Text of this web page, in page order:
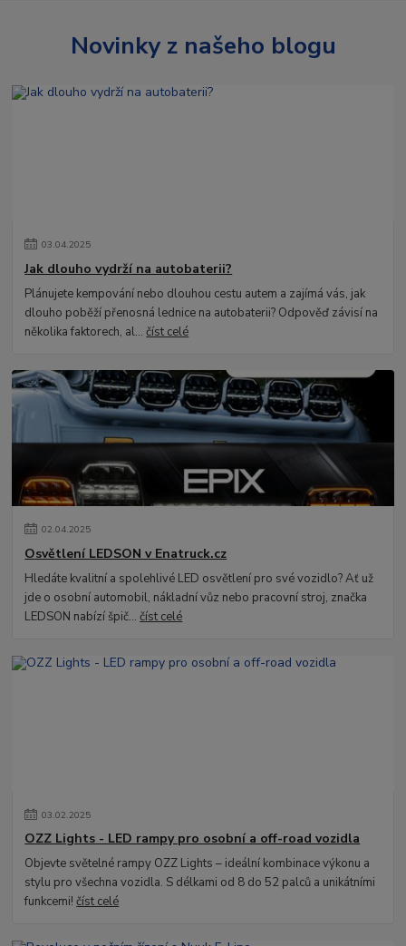
Novinky z našeho blogu
03.04.2025
Jak dlouho vydrží na autobaterii?
Plánujete kempování nebo dlouhou cestu autem a zajímá vás, jak
dlouho poběží přenosná lednice na autobaterii? Odpověď závisí na
několika faktorech, al...číst celé
02.04.2025
Osvětlení LEDSON v Enatruck.cz
Hledáte kvalitní a spolehlivé LED osvětlení pro své vozidlo? Ať už
jde o osobní automobil, nákladní vůz nebo pracovní stroj, značka
LEDSON nabízí špič...číst celé
03.02.2025
OZZ Lights - LED rampy pro osobní a off-road vozidla
Objevte světelné rampy OZZ Lights – ideální kombinace výkonu a
stylu pro všechna vozidla. S délkami od 8 do 52 palců a unikátními
funkcemi!číst celé